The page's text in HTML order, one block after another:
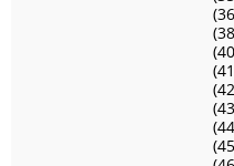
(36
(38
(40
(41
(42
(43
(44